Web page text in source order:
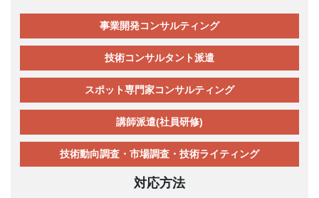
事業開発コンサルティング
技術コンサルタント派遣
スポット専門家コンサルティング
講師派遣(社員研修)
技術動向調査・市場調査・技術ライティング
対応方法